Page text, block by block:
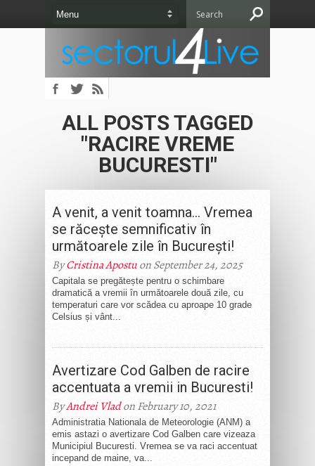
ALL POSTS TAGGED
"RACIRE VREME
BUCURESTI"
A venit, a venit toamna… Vremea
se răcește semnificativ în
următoarele zile în București!
ByCristina Apostuon September 24, 2025
Capitala se pregătește pentru o schimbare
dramatică a vremii în următoarele două zile, cu
temperaturi care vor scădea cu aproape 10 grade
Celsius și vânt...
Avertizare Cod Galben de racire
accentuata a vremii in Bucuresti!
ByAndrei Vladon February 10, 2021
Administratia Nationala de Meteorologie (ANM) a
emis astazi o avertizare Cod Galben care vizeaza
Municipiul Bucuresti. Vremea se va raci accentuat
incepand de maine, va...